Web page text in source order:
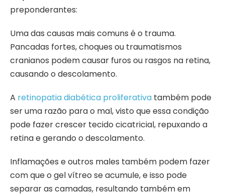
preponderantes:
Uma das causas mais comuns é o trauma.
Pancadas fortes, choques ou traumatismos
cranianos podem causar furos ou rasgos na retina,
causando o descolamento.
A retinopatia diabética proliferativa também pode
ser uma razão para o mal, visto que essa condição
pode fazer crescer tecido cicatricial, repuxando a
retina e gerando o descolamento.
Inflamações e outros males também podem fazer
com que o gel vítreo se acumule, e isso pode
separar as camadas, resultando também em